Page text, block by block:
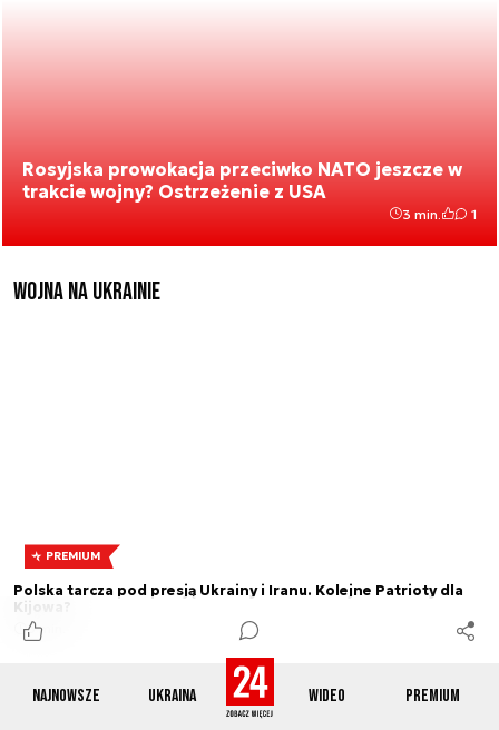
Najnowsze Ukraina Wideo Premium
Rosyjska prowokacja przeciwko NATO jeszcze w
trakcie wojny? Ostrzeżenie z USA
3 min. 1
Wojna na Ukrainie
PREMIUM
Polska tarcza pod presją Ukrainy i Iranu. Kolejne Patrioty dla
Kijowa?
6 min.